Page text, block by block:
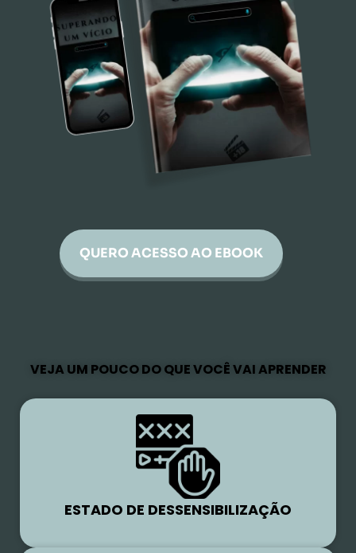
QUERO ACESSO AO EBOOK
VEJA UM POUCO DO QUE VOCÊ VAI APRENDER
ESTADO DE DESSENSIBILIZAÇÃO